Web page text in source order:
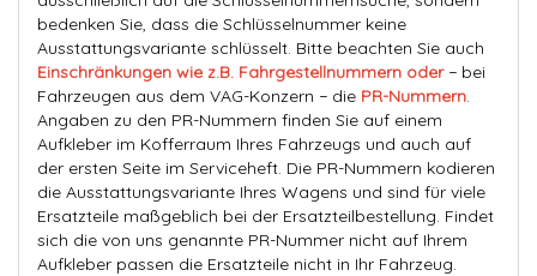
bedenken Sie, dass die Schlüsselnummer keine
Ausstattungsvariante schlüsselt. Bitte beachten Sie auch
Einschränkungen wie z.B. Fahrgestellnummern oder− bei
Fahrzeugen aus dem VAG-Konzern − die PR-Nummern
Angaben zu den PR-Nummern finden Sie auf einem
Aufkleber im Kofferraum Ihres Fahrzeugs und auch auf
der ersten Seite im Serviceheft. Die PR-Nummern kodieren
die Ausstattungsvariante Ihres Wagens und sind für viele
Ersatzteile maßgeblich bei der Ersatzteilbestellung. Findet
sich die von uns genannte PR-Nummer nicht auf Ihrem
Aufkleber passen die Ersatzteile nicht in Ihr Fahrzeug.